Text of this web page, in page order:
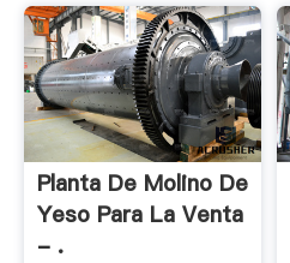
Planta De Molino De
Yeso Para La Venta
- .